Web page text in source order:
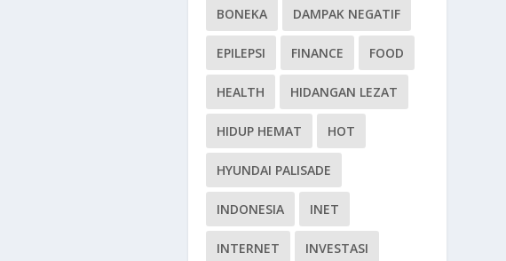
BONEKA DAMPAK NEGATIF
EPILEPSI FINANCE FOOD
HEALTH HIDANGAN LEZAT
HIDUP HEMAT HOT
HYUNDAI PALISADE
INDONESIA INET
INTERNET INVESTASI